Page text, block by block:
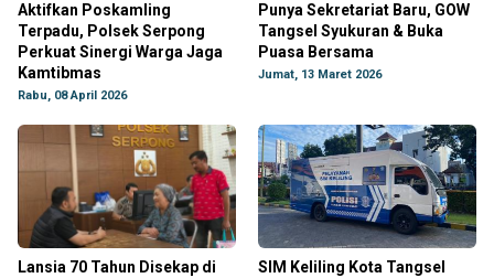
Aktifkan Poskamling
Terpadu, Polsek Serpong
Perkuat Sinergi Warga Jaga
Kamtibmas
Rabu, 08 April 2026
Punya Sekretariat Baru, GOW
Tangsel Syukuran & Buka
Puasa Bersama
Jumat, 13 Maret 2026
Lansia 70 Tahun Disekap di SIM Keliling Kota Tangsel